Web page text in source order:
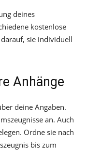
deines
kostenlose
sie individuell
Anhänge
deine Angaben.
an. Auch
Ordne sie nach
bis zum